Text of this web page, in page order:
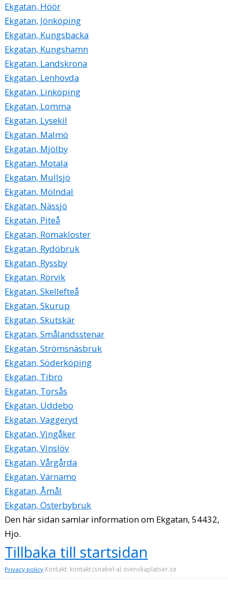
Ekgatan, Höör
Ekgatan, Jönköping
Ekgatan, Kungsbacka
Ekgatan, Kungshamn
Ekgatan, Landskrona
Ekgatan, Lenhovda
Ekgatan, Linköping
Ekgatan, Lomma
Ekgatan, Lysekil
Ekgatan, Malmö
Ekgatan, Mjölby
Ekgatan, Motala
Ekgatan, Mullsjö
Ekgatan, Mölndal
Ekgatan, Nässjö
Ekgatan, Piteå
Ekgatan, Romakloster
Ekgatan, Rydöbruk
Ekgatan, Ryssby
Ekgatan, Rörvik
Ekgatan, Skellefteå
Ekgatan, Skurup
Ekgatan, Skutskär
Ekgatan, Smålandsstenar
Ekgatan, Strömsnäsbruk
Ekgatan, Söderköping
Ekgatan, Tibro
Ekgatan, Torsås
Ekgatan, Uddebo
Ekgatan, Vaggeryd
Ekgatan, Vingåker
Ekgatan, Vinslöv
Ekgatan, Vårgårda
Ekgatan, Värnamo
Ekgatan, Åmål
Ekgatan, Österbybruk
Den här sidan samlar information om Ekgatan, 54432,
Hjo.
Tillbaka till startsidan
Privacy policy Kontakt: kontakt (snabel-a) svenskaplatser.se